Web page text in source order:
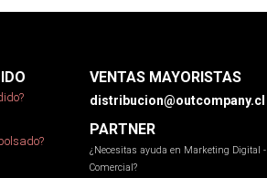
VENTAS MAYORISTAS
distribucion@outcompany.cl
PARTNER
¿Necesitas ayuda en Marketing Digital -
Comercial?